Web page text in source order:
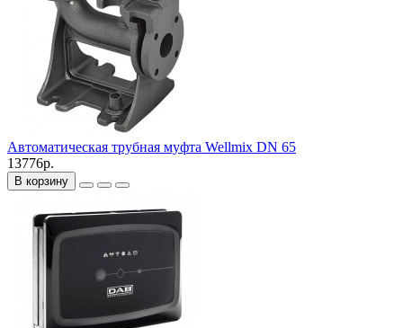
Автоматическая трубная муфта Wellmix DN 65
13776р.
В корзину